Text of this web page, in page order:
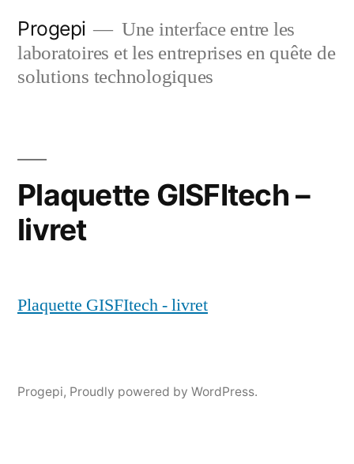
content
Progepi
Une interface entre les
laboratoires et les entreprises en quête de
solutions technologiques
Plaquette GISFItech –
livret
Plaquette GISFItech - livret
Progepi, Proudly powered by WordPress.